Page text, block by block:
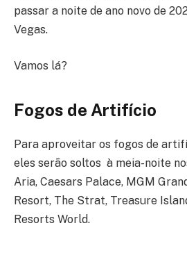
passar a noite de ano novo de
Vegas.
Vamos lá?
Fogos de Artifício
Para aproveitar os fogos de
eles serão soltos à meia-noite
Aria, Caesars Palace, MGM
Resort, The Strat, Treasure
Resorts World.